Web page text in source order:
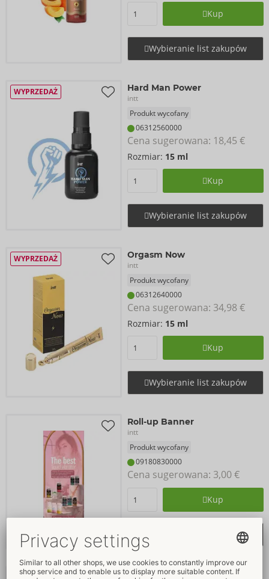
Kup
Wybieranie list zakupów
WYPRZEDAŻ Hard Man Power
intt
Produkt wycofany
06312560000
Cena sugerowana: 18,45 €
Rozmiar: 15 ml
Kup
Wybieranie list zakupów
WYPRZEDAŻ Orgasm Now
intt
Produkt wycofany
06312640000
Cena sugerowana: 34,98 €
Rozmiar: 15 ml
Kup
Wybieranie list zakupów
Roll-up Banner
intt
Produkt wycofany
09180830000
Cena sugerowana: 3,00 €
Kup
Wybieranie list zakupów
Sexy Glow